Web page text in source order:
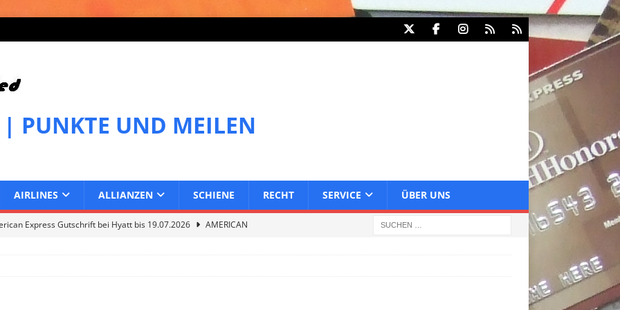
PUNKTE UND MEILEN
AIRLINES ALLIANZEN SCHIENE RECHT SERVICE ÜBER UNS
Express Gutschrift bei Hyatt bis 19.07.2026
AMERICAN